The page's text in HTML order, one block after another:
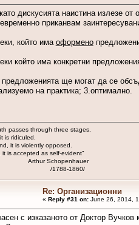
дискусията наистина излезе
приканвам
който има оформено
който има конкретни
предложенията ще могат да се
на практика; 3.оптимално.
passes through three stages.
is ridiculed.
it is violently opposed.
it is accepted as self-evident"
Schopenhauer
1860/
Re: Организационни
« Reply #31 on:June 26, 2014,
с изказаното от Доктор